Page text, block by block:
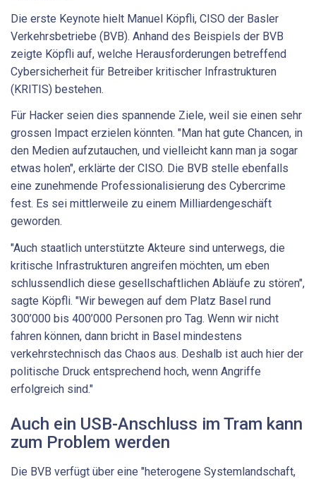
Die erste Keynote hielt Manuel Köpfli, CISO der Basler
Verkehrsbetriebe (BVB). Anhand des Beispiels der BVB
zeigte Köpfli auf, welche Herausforderungen betreffend
Cybersicherheit für Betreiber kritischer Infrastrukturen
(KRITIS) bestehen.
Für Hacker seien dies spannende Ziele, weil sie einen sehr
grossen Impact erzielen könnten. "Man hat gute Chancen, in
den Medien aufzutauchen, und vielleicht kann man ja sogar
etwas holen", erklärte der CISO. Die BVB stelle ebenfalls
eine zunehmende Professionalisierung des Cybercrime
fest. Es sei mittlerweile zu einem Milliardengeschäft
geworden.
"Auch staatlich unterstützte Akteure sind unterwegs, die
kritische Infrastrukturen angreifen möchten, um eben
schlussendlich diese gesellschaftlichen Abläufe zu stören",
sagte Köpfli. "Wir bewegen auf dem Platz Basel rund
300’000 bis 400’000 Personen pro Tag. Wenn wir nicht
fahren können, dann bricht in Basel mindestens
verkehrstechnisch das Chaos aus. Deshalb ist auch hier der
politische Druck entsprechend hoch, wenn Angriffe
erfolgreich sind."
Auch ein USB-Anschluss im Tram kann
zum Problem werden
Die BVB verfügt über eine "heterogene Systemlandschaft,